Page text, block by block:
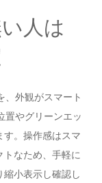
人は
、外観がスマート
置やグリーンエッ
す。操作感はスマ
なため、手軽に
小表示し確認し